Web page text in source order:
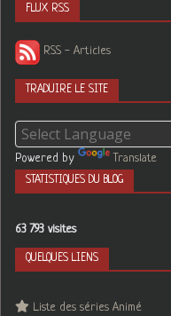
FLUX RSS
RSS - Articles
TRADUIRE LE SITE
Powered by Translate
STATISTIQUES DU BLOG
63 793 visites
QUELQUES LIENS
Liste des séries Animé